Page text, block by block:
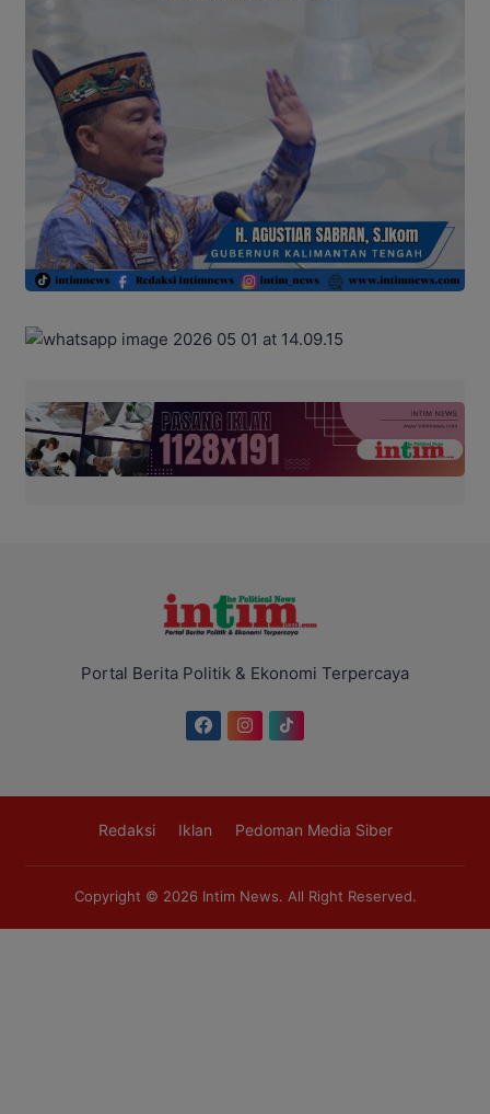
Portal Berita Politik & Ekonomi Terpercaya
Redaksi Iklan Pedoman Media Siber
Copyright © 2026 Intim News. All Right Reserved.